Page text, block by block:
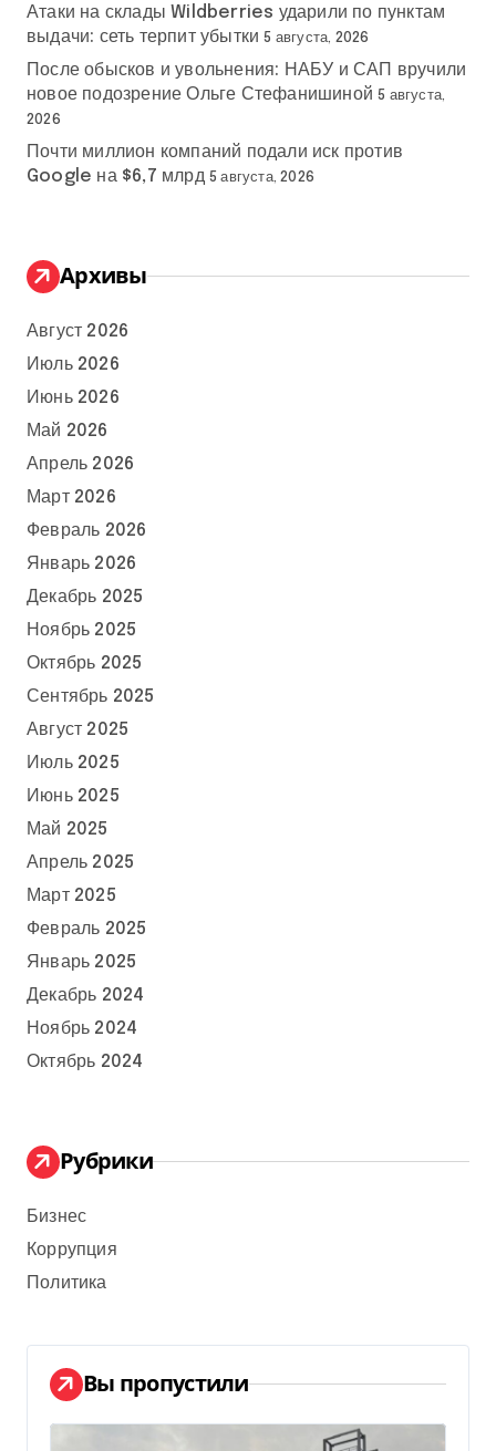
Атаки на склады Wildberries ударили по пунктам
выдачи: сеть терпит убытки 5 августа, 2026
После обысков и увольнения: НАБУ и САП вручили
новое подозрение Ольге Стефанишиной 5 августа,
2026
Почти миллион компаний подали иск против
Google на $6,7 млрд 5 августа, 2026
Архивы
Август 2026
Июль 2026
Июнь 2026
Май 2026
Апрель 2026
Март 2026
Февраль 2026
Январь 2026
Декабрь 2025
Ноябрь 2025
Октябрь 2025
Сентябрь 2025
Август 2025
Июль 2025
Июнь 2025
Май 2025
Апрель 2025
Март 2025
Февраль 2025
Январь 2025
Декабрь 2024
Ноябрь 2024
Октябрь 2024
Рубрики
Бизнес
Коррупция
Политика
Вы пропустили